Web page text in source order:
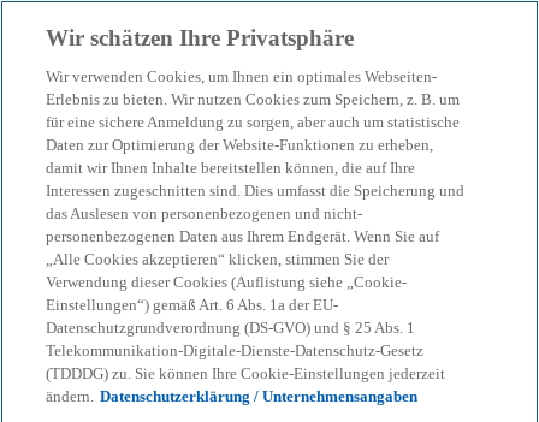
menu search
Wenn die Kollegin
Spitzensportlerin ist
14-09-2022
Share
w
i
r
d
i
n
e
w
i
r
d
i
n
e
w
i
r
d
i
n
e
Wir schätzen Ihre Privatsphäre
Wir verwenden Cookies, um Ihnen ein optimales Webseiten-
Erlebnis zu bieten. Wir nutzen Cookies zum Speichern, z. B. um
für eine sichere Anmeldung zu sorgen, aber auch um statistische
Daten zur Optimierung der Website-Funktionen zu erheben,
damit wir Ihnen Inhalte bereitstellen können, die auf Ihre
Interessen zugeschnitten sind. Dies umfasst die Speicherung und
das Auslesen von personenbezogenen und nicht-
personenbezogenen Daten aus Ihrem Endgerät. Wenn Sie auf
„Alle Cookies akzeptieren“ klicken, stimmen Sie der
Verwendung dieser Cookies (Auflistung siehe „Cookie-
Einstellungen“) gemäß Art. 6 Abs. 1a der EU-
Datenschutzgrundverordnung (DS-GVO) und § 25 Abs. 1
Telekommunikation-Digitale-Dienste-Datenschutz-Gesetz
(TDDDG) zu. Sie können Ihre Cookie-Einstellungen jederzeit
ändern. Datenschutzerklärung / Unternehmensangaben